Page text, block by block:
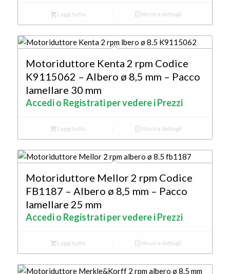
Leggi tutto Mostra dettagli
Motoriduttore Kenta 2 rpm Codice
K9115062 – Albero ø 8,5 mm – Pacco
lamellare 30 mm
Accedi o Registrati per vedere i Prezzi
Leggi tutto Mostra dettagli
Motoriduttore Mellor 2 rpm Codice
FB1187 – Albero ø 8,5 mm – Pacco
lamellare 25 mm
Accedi o Registrati per vedere i Prezzi
Leggi tutto Mostra dettagli